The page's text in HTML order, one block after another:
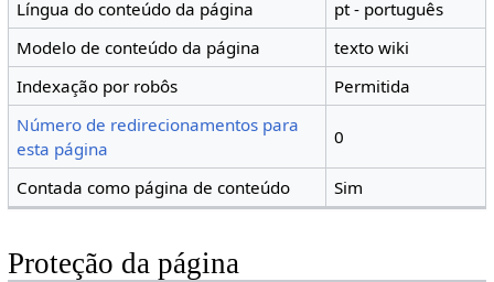
Língua do conteúdo da página
pt - português
Modelo de conteúdo da página
texto wiki
Indexação por robôs
Permitida
Número de redirecionamentos para
esta página
0
Contada como página de conteúdo Sim
Proteção da página